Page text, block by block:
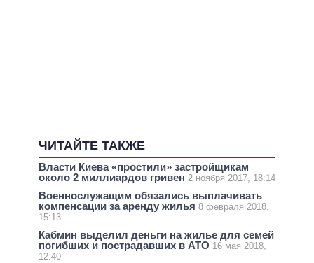
ЧИТАЙТЕ ТАКЖЕ
Власти Киева «простили» застройщикам
около 2 миллиардов гривен 2 ноября 2017, 18:14
Военнослужащим обязались выплачивать
компенсации за аренду жилья 8 февраля 2018,
15:13
Кабмин выделил деньги на жилье для семей
погибших и пострадавших в АТО 16 мая 2018,
12:40